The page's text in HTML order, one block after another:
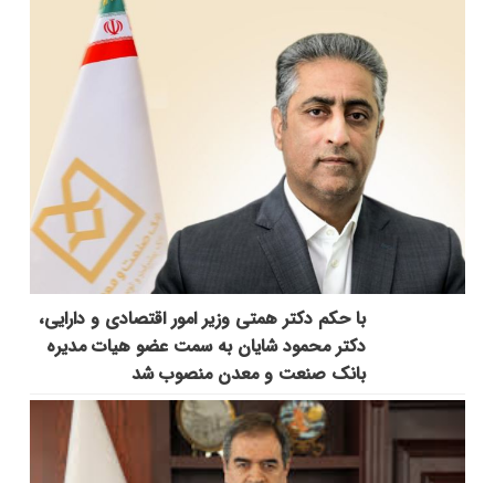
با حکم دکتر همتی وزیر امور اقتصادی و دارایی،
دکتر محمود شایان به سمت عضو هیات مدیره
بانک صنعت و معدن منصوب شد